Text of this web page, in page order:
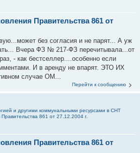
Правительства 861 от
без согласия и не парят... А уж
Вчера ФЗ № 217-ФЗ перечитывала...от
- как бестселлер....особенно если
И в аренду не впарят. ЭТО ИХ
случае ОМ...
Перейти к сообщению
и другими коммунальными ресурсами в СНТ
861 от 27.12.2004 г.
Правительства 861 от